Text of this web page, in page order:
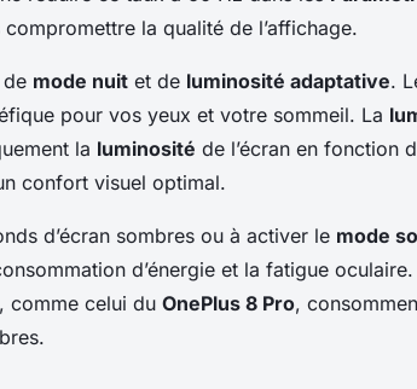
la qualité de l’affichage.
mode nuit et de luminosité adaptative.
pour vos yeux et votre sommeil. La
la luminosité de l’écran en fonction
confort visuel optimal.
d’écran sombres ou à activer le mode
d’énergie et la fatigue
comme celui du OnePlus 8 Pro,